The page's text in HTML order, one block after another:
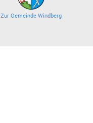
Zur Gemeinde Windberg